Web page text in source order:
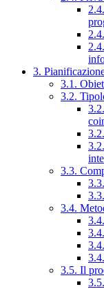
3.
3.1.
3.2.
3.3.
3.4.
3.5. Il